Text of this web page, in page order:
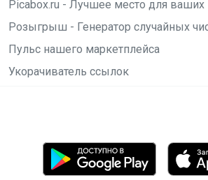
Picabox.ru - Лучшее место для ваших
Розыгрыш - Генератор случайных
Пульс нашего маркетплейса
Укорачиватель ссылок